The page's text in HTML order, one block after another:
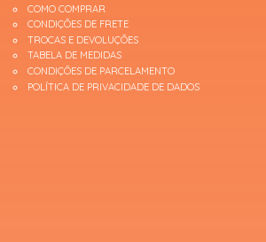
COMO COMPRAR
CONDIÇÕES DE FRETE
TROCAS E DEVOLUÇÕES
TABELA DE MEDIDAS
CONDIÇÕES DE PARCELAMENTO
POLÍTICA DE PRIVACIDADE DE DADOS